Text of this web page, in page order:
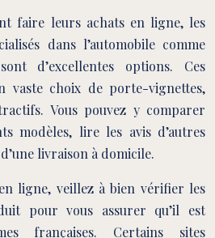
faire leurs achats en ligne, les
dans l’automobile comme
d’excellentes options. Ces
vaste choix de porte-vignettes,
Vous pouvez y comparer
modèles, lire les avis d’autres
livraison à domicile.
ligne, veillez à bien vérifier les
pour vous assurer qu’il est
françaises. Certains sites